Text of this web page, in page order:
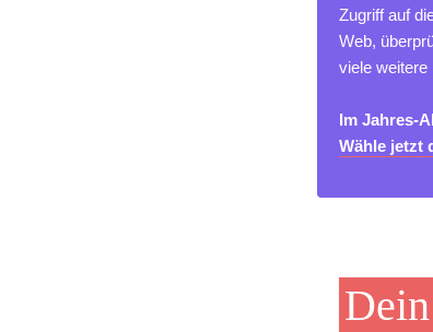
Zugriff auf
Web,
viele weitere
Im Jahres-
Wähle jetzt
Dein